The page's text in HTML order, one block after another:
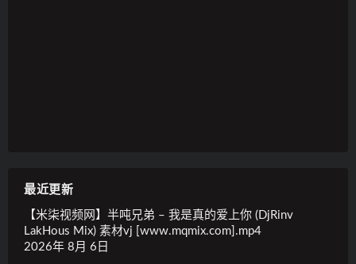
最近更新
【米柒视频网】半吨兄弟 – 我是真的爱上你 (DjRinv
LakHous Mix) 素材vj [www.mqmix.com].mp4
2026年 8月 6日